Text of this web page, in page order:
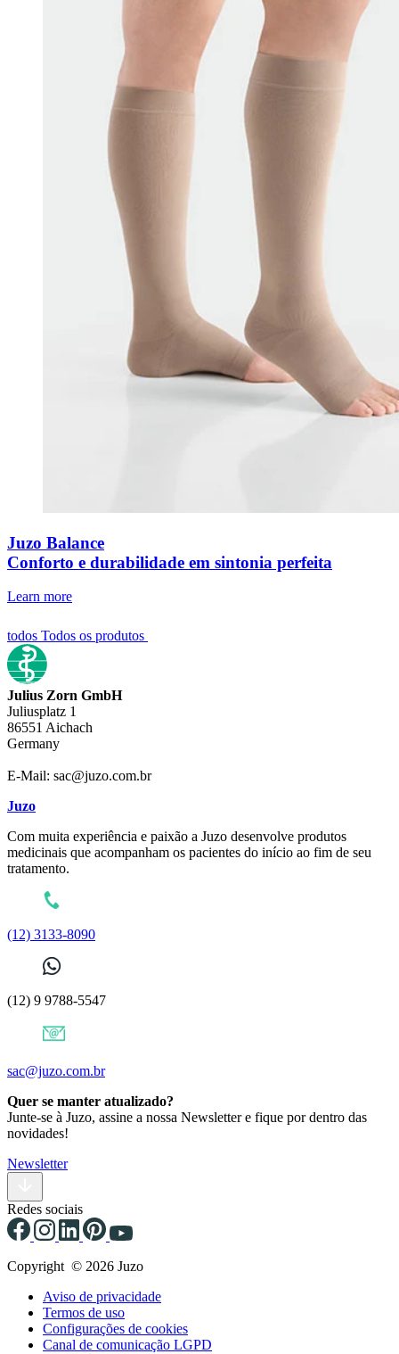
Juzo Balance
Conforto e durabilidade em sintonia perfeita
Learn more
todos Todos os produtos
Julius Zorn GmbH
Juliusplatz 1
86551 Aichach
Germany
E-Mail: sac@juzo.com.br
Juzo
Com muita experiência e paixão a Juzo desenvolve produtos
medicinais que acompanham os pacientes do início ao fim de seu
tratamento.
(12) 3133-8090
(12) 9 9788-5547
sac@juzo.com.br
Quer se manter atualizado?
Junte-se à Juzo, assine a nossa Newsletter e fique por dentro das
novidades!
Newsletter
Redes sociais
Copyright © 2026 Juzo
Aviso de privacidade
Termos de uso
Configurações de cookies
Canal de comunicação LGPD